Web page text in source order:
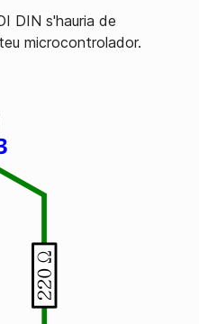
DIN s'hauria de
microcontrolador.